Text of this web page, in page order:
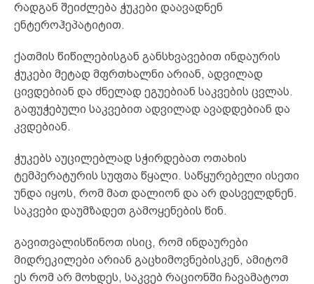
რადგან შეიძლება ჭუკები დაავადნენ
ენტეროჰეპატიტით.
ქათმის წიწილებისგან განსხვავებით ინდაურის
ჭუკები მეტად მფრთხალნი არიან, ადვილად
ცივდებიან და ძნელად ეგუებიან საკვების ცვლას.
გაფუჭებული საკვებით ადვილად ავადდებიან და
კვდებიან.
ჭუკებს აუცილებლად სჭირდებათ ოთახის
ტემპერატურის სუფთა წყალი. საწყურებელი ისეთი
უნდა იყოს, რომ მათ დალიონ და არ დასველდნენ.
საკვები დაუმზადეთ გამოყენების წინ.
გავითვალისწინოთ ისიც, რომ ინდაურები
მიდრეკილები არიან გაცხიმოვნებისკენ, ამიტომ
ეს რომ არ მოხდეს, საკვებ რაციონში ჩავამატოთ